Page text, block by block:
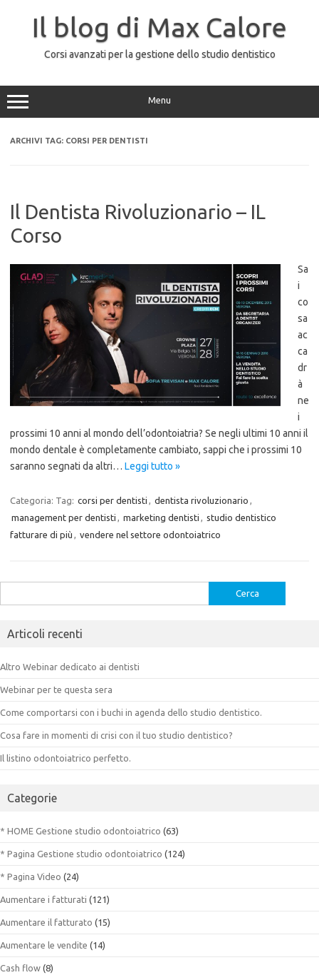
Il blog di Max Calore
Corsi avanzati per la gestione dello studio dentistico
Menu
ARCHIVI TAG: CORSI PER DENTISTI
Il Dentista Rivoluzionario – IL
Corso
Sa
i
co
sa
ac
ca
dr
à
ne
i
prossimi 10 anni al mondo dell’odontoiatria? Se negli ultimi 10 anni il
mondo dentale è completamente cambiato, sappi che i prossimi 10
saranno segnati da altri… Leggi tutto »
Categoria: Tag: corsi per dentisti , dentista rivoluzionario ,
management per dentisti , marketing dentisti , studio dentistico
fatturare di più , vendere nel settore odontoiatrico
per:
Articoli recenti
Altro Webinar dedicato ai dentisti
Webinar per te questa sera
Come comportarsi con i buchi in agenda dello studio dentistico.
Cosa fare in momenti di crisi con il tuo studio dentistico?
Il listino odontoiatrico perfetto.
Categorie
* HOME Gestione studio odontoiatrico (63)
* Pagina Gestione studio odontoiatrico (124)
* Pagina Video (24)
Aumentare i fatturati (121)
Aumentare il fatturato (15)
Aumentare le vendite (14)
Cash flow (8)